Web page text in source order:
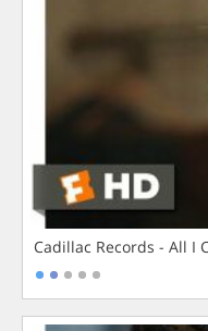
Cadillac Records - All I